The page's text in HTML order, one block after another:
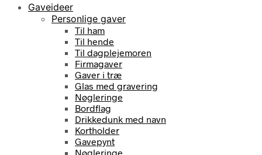
Gaveideer
Personlige gaver
Til ham
Til hende
Til dagplejemoren
Firmagaver
Gaver i træ
Glas med gravering
Nøgleringe
Bordflag
Drikkedunk med navn
Kortholder
Gavepynt
Nøgleringe